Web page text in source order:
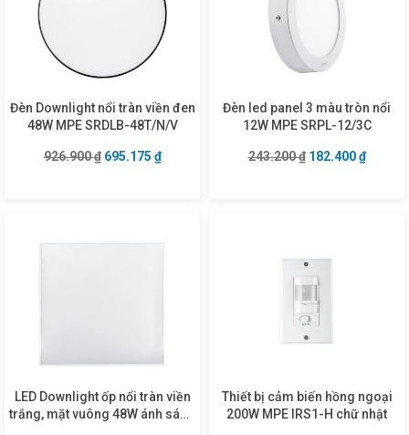
Đèn Downlight nổi tràn viền đen
48W MPE SRDLB-48T/N/V
926.900₫ Giá gốc là: 926.900 ₫.
695.175 ₫Giá hiện tại là: 695.175 ₫.
Đèn led panel 3 màu tròn nổi
12W MPE SRPL-12/3C
243.200₫ Giá gốc là:
182.400₫Giá
LED Downlight ốp nổi tràn viền
trắng, mặt vuông 48W ánh sáng
Thiết bị cảm biến hồng ngoại
200W MPE IRS1-H chữ nhật